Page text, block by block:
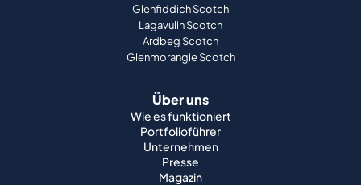
Glenfiddich Scotch
Lagavulin Scotch
Ardbeg Scotch
Glenmorangie Scotch
Über uns
Wie es funktioniert
Portfolioführer
Unternehmen
Presse
Magazin